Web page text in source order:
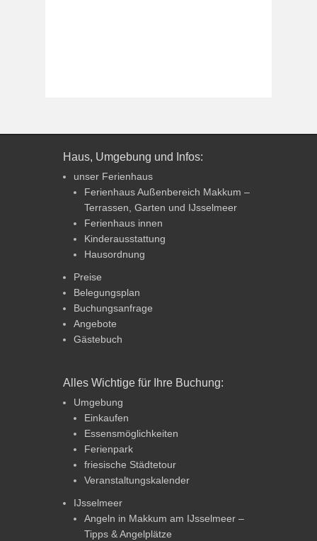
Haus, Umgebung und Infos:
unser Ferienhaus
Ferienhaus Außenbereich Makkum –
Terrassen, Garten und IJsselmeer
Ferienhaus innen
Kinderausstattung
Hausordnung
Preise
Belegungsplan
Buchungsanfrage
Angebote
Gästebuch
Alles Wichtige für Ihre Buchung:
Umgebung
Einkaufen
Essensmöglichkeiten
Ferienpark
friesische Städtetour
Veranstaltungskalender
IJsselmeer
Angeln in Makkum am IJsselmeer –
Tipps & Angelplätze